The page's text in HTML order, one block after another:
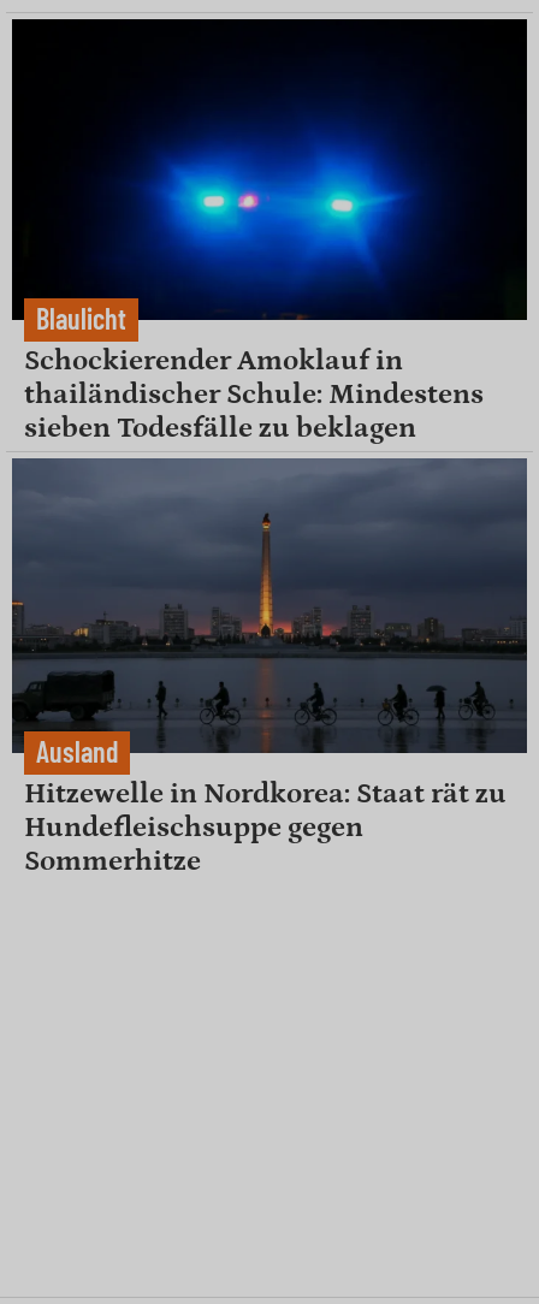
Blaulicht
Schockierender Amoklauf in
thailändischer Schule: Mindestens
sieben Todesfälle zu beklagen
Ausland
Hitzewelle in Nordkorea: Staat rät zu
Hundefleischsuppe gegen
Sommerhitze